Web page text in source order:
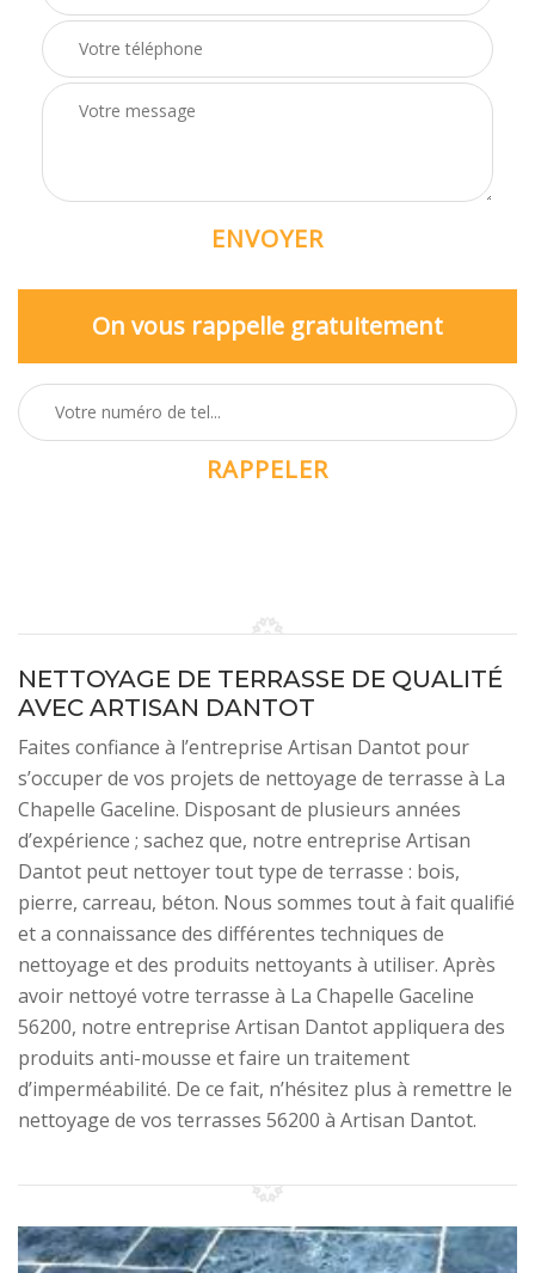
On vous rappelle gratuitement
NETTOYAGE DE TERRASSE DE QUALITÉ
AVEC ARTISAN DANTOT
Faites confiance à l’entreprise Artisan Dantot pour
s’occuper de vos projets de nettoyage de terrasse à La
Chapelle Gaceline. Disposant de plusieurs années
d’expérience ; sachez que, notre entreprise Artisan
Dantot peut nettoyer tout type de terrasse : bois,
pierre, carreau, béton. Nous sommes tout à fait qualifié
et a connaissance des différentes techniques de
nettoyage et des produits nettoyants à utiliser. Après
avoir nettoyé votre terrasse à La Chapelle Gaceline
56200, notre entreprise Artisan Dantot appliquera des
produits anti-mousse et faire un traitement
d’imperméabilité. De ce fait, n’hésitez plus à remettre le
nettoyage de vos terrasses 56200 à Artisan Dantot.